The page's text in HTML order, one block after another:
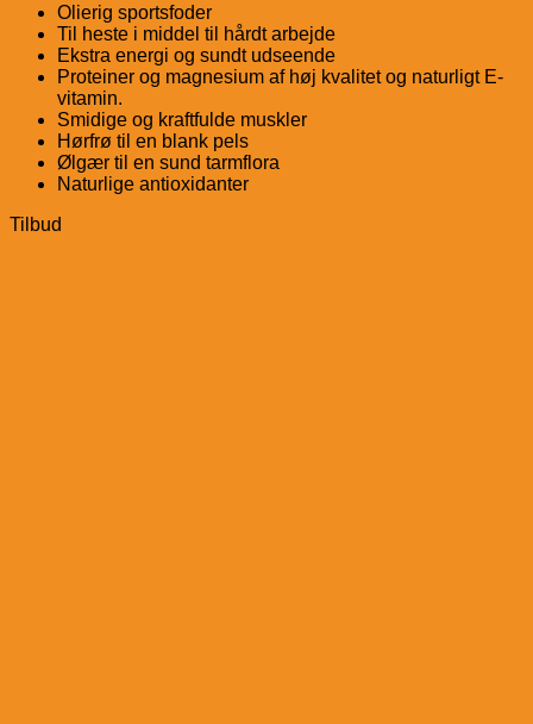
Olierig sportsfoder
Til heste i middel til hårdt arbejde
Ekstra energi og sundt udseende
Proteiner og magnesium af høj kvalitet og naturligt E-
vitamin.
Smidige og kraftfulde muskler
Hørfrø til en blank pels
Ølgær til en sund tarmflora
Naturlige antioxidanter
Tilbud